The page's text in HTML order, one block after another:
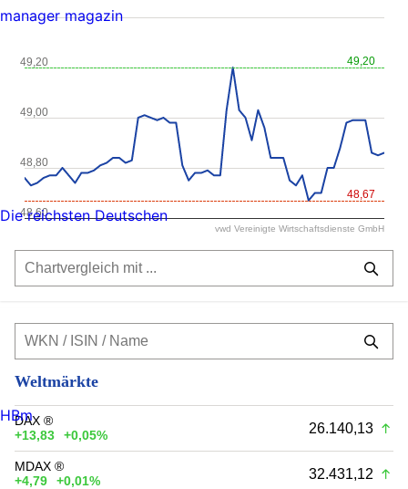
49,20
48,67
48,60
48,80
49,00
49,20
vwd Vereinigte Wirtschaftsdienste GmbH
Weltmärkte
DAX ®
+13,83
+0,05% 26.140,13
MDAX ®
+4,79
+0,01% 32.431,12
manager magazin
Die reichsten Deutschen
HBm